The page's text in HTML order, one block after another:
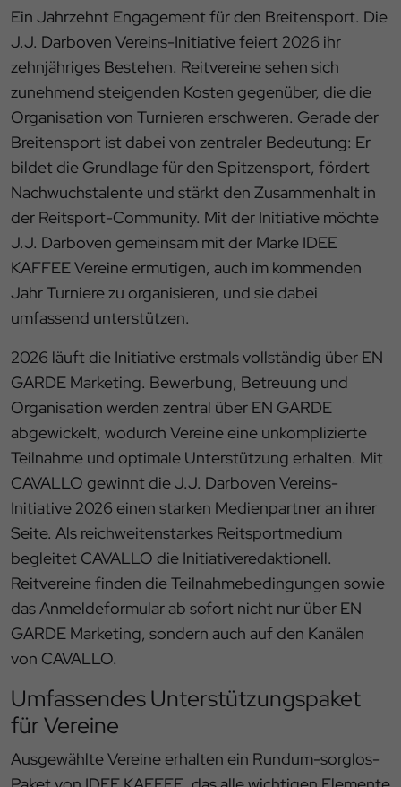
Ein Jahrzehnt Engagement für den Breitensport. Die
J.J. Darboven Vereins-Initiative feiert 2026 ihr
zehnjähriges Bestehen. Reitvereine sehen sich
zunehmend steigenden Kosten gegenüber, die die
Organisation von Turnieren erschweren. Gerade der
Breitensport ist dabei von zentraler Bedeutung: Er
bildet die Grundlage für den Spitzensport, fördert
Nachwuchstalente und stärkt den Zusammenhalt in
der Reitsport-Community. Mit der Initiative möchte
J.J. Darboven gemeinsam mit der Marke IDEE
KAFFEE Vereine ermutigen, auch im kommenden
Jahr Turniere zu organisieren, und sie dabei
umfassend unterstützen.
2026 läuft die Initiative erstmals vollständig über EN
GARDE Marketing. Bewerbung, Betreuung und
Organisation werden zentral über EN GARDE
abgewickelt, wodurch Vereine eine unkomplizierte
Teilnahme und optimale Unterstützung erhalten. Mit
CAVALLO gewinnt die J.J. Darboven Vereins-
Initiative 2026 einen starken Medienpartner an ihrer
Seite. Als reichweitenstarkes Reitsportmedium
begleitet CAVALLO die Initiativeredaktionell.
Reitvereine finden die Teilnahmebedingungen sowie
das Anmeldeformular ab sofort nicht nur über EN
GARDE Marketing, sondern auch auf den Kanälen
von CAVALLO.
Umfassendes Unterstützungspaket
für Vereine
Ausgewählte Vereine erhalten ein Rundum-sorglos-